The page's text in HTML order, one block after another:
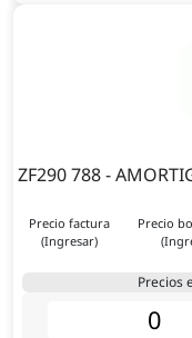
ZF290 788 -
Precio factura
(Ingresar)
Precio
Precios